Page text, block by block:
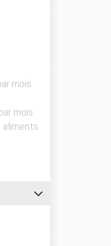
être
mois
mois